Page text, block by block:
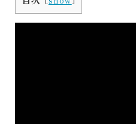
VOICE お客様の声